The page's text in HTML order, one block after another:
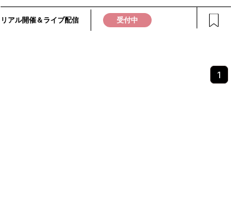
さまざまな実現方式が存在し、それぞれ異なる特徴や可能性
を持っています。 だからこそ企業に求められるのは、「どの
方式が勝つのか」を見極めることではなく、「自社の課題に
通、NTTデータグループ、OptQC、Quemixなど、量子領域の
第一線で活躍する研究者、企業、スタートアップが登壇。
リアル開催＆ライブ配信 受付中
1